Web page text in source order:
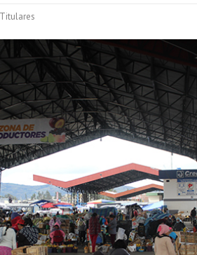
Titulares